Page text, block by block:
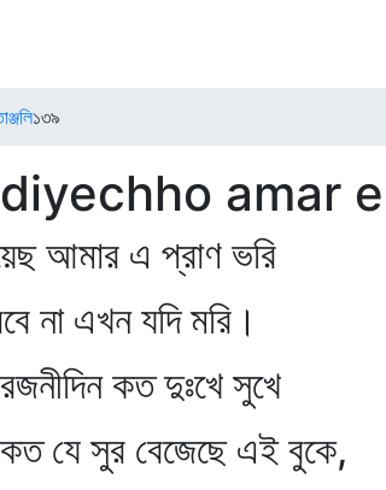
১৩৯
diyechho amar
আমার এ প্রাণ ভরি
না এখন যদি মরি।
কত দুঃখে সুখে
বেজেছে এই বুকে,